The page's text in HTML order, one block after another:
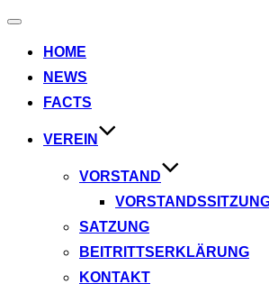
Navigation
HOME
NEWS
FACTS
VEREIN
VORSTAND
SATZUNG
BEITRITTSERKLÄRUNG
KONTAKT